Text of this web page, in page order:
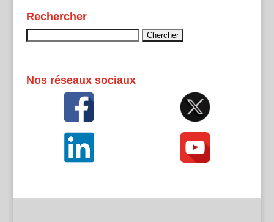
Rechercher
Nos réseaux sociaux